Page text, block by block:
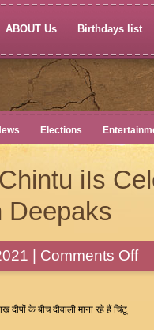
ABOUT Us Birthdays list
Elections
iIs
Deepaks
| Comments Offon
दीपों के बीच दीवाली माना रहे हैं चिंटू